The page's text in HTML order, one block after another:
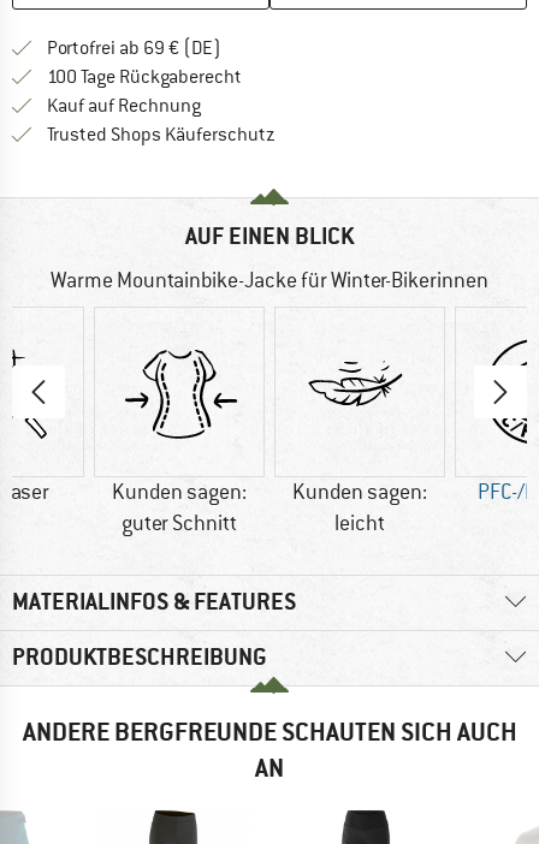
Portofrei ab 69 € (DE)
100 Tage Rückgaberecht
Kauf auf RechnungFinde die Zahlungs-Infos hier! Öffnet
Trusted Shops Käuferschutz
AUF EINEN BLICK
Warme Mountainbike-Jacke für Winter-Bikerinnen
Kunden sagen:
guter Schnitt
Kunden sagen:
leicht
PFC-/
MATERIALINFOS & FEATURES
PRODUKTBESCHREIBUNG
ANDERE BERGFREUNDE SCHAUTEN SICH AUCH
AN